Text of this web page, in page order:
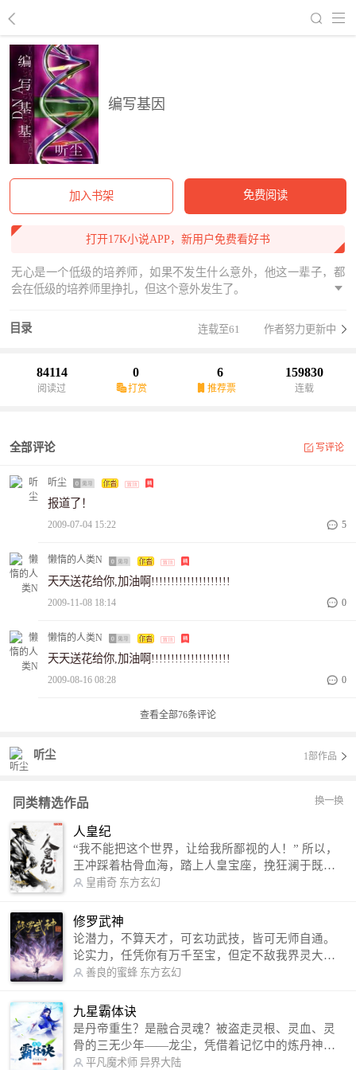
编写基因
加入书架 免费阅读
打开17K小说APP，新用户免费看好书
无心是一个低级的培养师，如果不发生什么意外，他这一辈子，都
会在低级的培养师里挣扎，但这个意外发生了。
目录 连载至61 作者努力更新中
84114
阅读过
0
打赏
6
推荐票
159830
连载
全部评论 写评论
听尘
报道了！
2009-07-04 15:22 5
懒惰的人类N
天天送花给你,加油啊!!!!!!!!!!!!!!!!!!!!
2009-11-08 18:14 0
懒惰的人类N
天天送花给你,加油啊!!!!!!!!!!!!!!!!!!!!
2009-08-16 08:28 0
查看全部76条评论
听尘 1部作品
同类精选作品 换一换
人皇纪
“我不能把这个世界，让给我所鄙视的人！” 所以，
王冲踩着枯骨血海，踏上人皇宝座，挽狂澜于既
倒，扶大厦之将倾，成就了一段无上的传说！ 微信
微博：皇甫奇（地址：http://weibo.com/u/25284575
87） QQ交流群：320238210【普通群】 574501330
【VIP订阅群】 欢迎大家关注。
皇甫奇 东方玄幻
修罗武神
论潜力，不算天才，可玄功武技，皆可无师自通。
论实力，任凭你有万千至宝，但定不敌我界灵大
军。 我是谁？天下众生视我为修罗，却不知，我以
信公众号：善良的蜜蜂后援会）
善良的蜜蜂 东方玄幻
九星霸体诀
是丹帝重生？是融合灵魂？被盗走灵根、灵血、灵
骨的三无少年——龙尘，凭借着记忆中的炼丹神
术，修行神秘功法九星霸体诀，拨开重重迷雾，解
平凡魔术师 异界大陆